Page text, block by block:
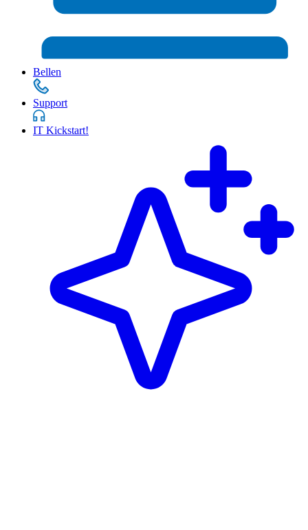
Bellen
Support
IT Kickstart!